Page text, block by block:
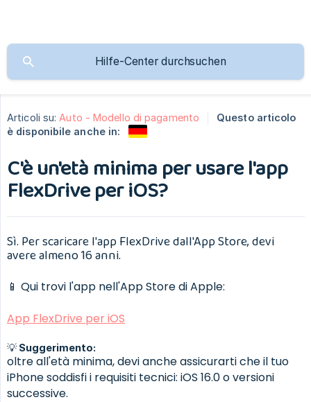
Articoli su: Auto - Modello di pagamento
Questo articolo
è disponibile anche in:
C'è un'età minima per usare l'app
FlexDrive per iOS?
Sì. Per scaricare l'app FlexDrive dall'App Store, devi
avere almeno 16 anni.
📱 Qui trovi l'app nell'App Store di Apple:
App FlexDrive per iOS
💡 Suggerimento:
oltre all'età minima, devi anche assicurarti che il tuo
iPhone soddisfi i requisiti tecnici: iOS 16.0 o versioni
successive.